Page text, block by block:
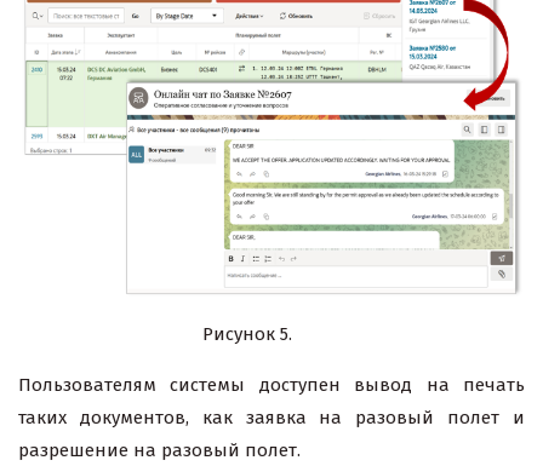
Рисунок 5.
Пользователям системы доступен вывод на печать
таких документов, как заявка на разовый полет и
разрешение на разовый полет.